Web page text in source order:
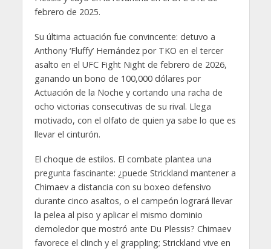
febrero de 2025.
Su última actuación fue convincente: detuvo a
Anthony ‘Fluffy’ Hernández por TKO en el tercer
asalto en el UFC Fight Night de febrero de 2026,
ganando un bono de 100,000 dólares por
Actuación de la Noche y cortando una racha de
ocho victorias consecutivas de su rival. Llega
motivado, con el olfato de quien ya sabe lo que es
llevar el cinturón.
El choque de estilos. El combate plantea una
pregunta fascinante: ¿puede Strickland mantener a
Chimaev a distancia con su boxeo defensivo
durante cinco asaltos, o el campeón logrará llevar
la pelea al piso y aplicar el mismo dominio
demoledor que mostró ante Du Plessis? Chimaev
favorece el clinch y el grappling; Strickland vive en